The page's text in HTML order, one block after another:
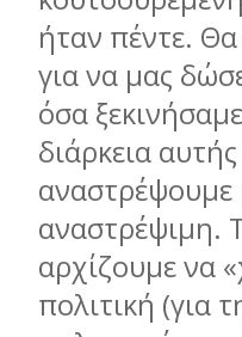
ήταν πέντε.
για να μας
όσα
διάρκεια
αναστρέψουμε
αναστρέψιμη.
αρχίζουμε να
πολιτική (για